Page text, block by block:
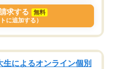
求する
無料
トに追加する）
生によるオンライン個別